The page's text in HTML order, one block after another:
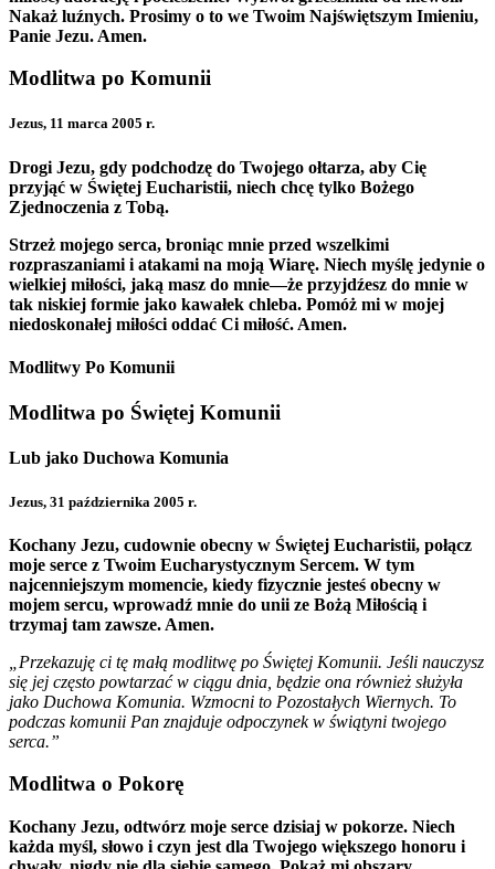
Nakaż luźnych. Prosimy o to we Twoim Najświętszym Imieniu,
Panie Jezu. Amen.
Modlitwa po Komunii
Jezus, 11 marca 2005 r.
Drogi Jezu, gdy podchodzę do Twojego ołtarza, aby Cię
przyjąć w Świętej Eucharistii, niech chcę tylko Bożego
Zjednoczenia z Tobą.
Strzeż mojego serca, broniąc mnie przed wszelkimi
rozpraszaniami i atakami na moją Wiarę. Niech myślę jedynie o
wielkiej miłości, jaką masz do mnie—że przyjdźesz do mnie w
tak niskiej formie jako kawałek chleba. Pomóż mi w mojej
niedoskonałej miłości oddać Ci miłość. Amen.
Modlitwy Po Komunii
Modlitwa po Świętej Komunii
Lub jako Duchowa Komunia
Jezus, 31 października 2005 r.
Kochany Jezu, cudownie obecny w Świętej Eucharistii, połącz
moje serce z Twoim Eucharystycznym Sercem. W tym
najcenniejszym momencie, kiedy fizycznie jesteś obecny w
mojem sercu, wprowadź mnie do unii ze Bożą Miłością i
trzymaj tam zawsze. Amen.
„Przekazuję ci tę małą modlitwę po Świętej Komunii. Jeśli nauczysz
się jej często powtarzać w ciągu dnia, będzie ona również służyła
jako Duchowa Komunia. Wzmocni to Pozostałych Wiernych. To
podczas komunii Pan znajduje odpoczynek w świątyni twojego
serca.”
Modlitwa o Pokorę
Kochany Jezu, odtwórz moje serce dzisiaj w pokorze. Niech
każda myśl, słowo i czyn jest dla Twojego większego honoru i